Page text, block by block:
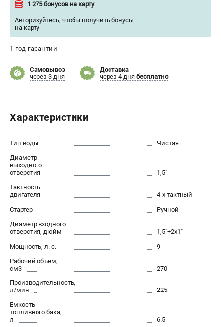
Сервисный центр
Гарантия Champion
Политика обработки персональных данных
ИНФОРМАЦИЯ
Новости
Способы оплаты
Как нас найти
Генераторы электричества
Мотоблоки
Мотопомпы
Принадлежности и акссесуары
Садовая техника
Сварочное оборудование
1 275 бонусов на карту
Авторизуйтесь, чтобы получить бонусы
на карту
1 год гарантии
Самовывоз
через 3 дня
Доставка
через 4 дня бесплатно
Характеристики
Тип воды
Чистая
Диаметр
выходного
отверстия
1,5"
Тактность
двигателя
4-х тактный
Стартер
Ручной
Диаметр входного
отверстия, дюйм
1,5"+2х1"
Мощность, л. с.
9
Рабочий объем,
см3
270
Производительность,
л/мин
225
Емкость
топливного бака,
л
6.5